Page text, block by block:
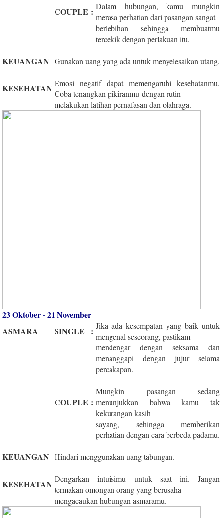
COUPLE : Dalam hubungan, kamu mungkin
merasa perhatian dari pasangan sangat
berlebihan sehingga membuatmu
tercekik dengan perlakuan itu.
KEUANGAN Gunakan uang yang ada untuk menyelesaikan utang.
KESEHATAN Emosi negatif dapat memengaruhi kesehatanmu.
Coba tenangkan pikiranmu dengan rutin
melakukan latihan pernafasan dan olahraga.
23 Oktober - 21 November
ASMARA
SINGLE : Jika ada kesempatan yang baik untuk
mengenal seseorang, pastikam
mendengar dengan seksama dan
menanggapi dengan jujur selama
percakapan.
COUPLE :
Mungkin pasangan sedang
menunjukkan bahwa kamu tak
kekurangan kasih
sayang, sehingga memberikan
perhatian dengan cara berbeda padamu.
KEUANGAN Hindari menggunakan uang tabungan.
KESEHATAN Dengarkan intuisimu untuk saat ini. Jangan
termakan omongan orang yang berusaha
mengacaukan hubungan asmaramu.